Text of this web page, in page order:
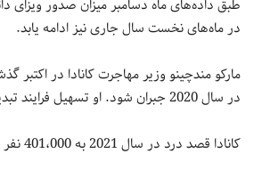
در ماه‌های نخست سال جاری نیز ادامه یابد.
مارکو مندچینو وزیر مهاجرت کانادا در
در سال 2020 جبران شود. او تسهیل فرایند تبدیل ویزای دانشجویی و کاری به ویزای دائم را نیز بعنوان بخشی از این استراتژی عنوان کرد.
کانادا قصد درد در سال 2021 به 401،000 نفر ویزای دائم اعطا کند.